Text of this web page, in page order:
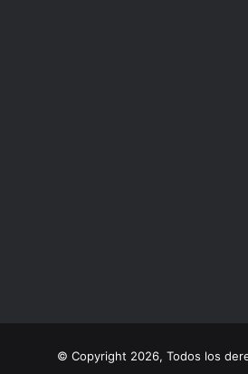
© Copyright 2026, Todos los